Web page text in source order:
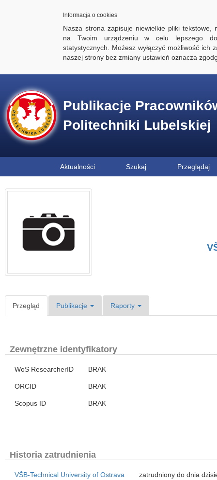
Informacja o cookies
Nasza strona zapisuje niewielkie pliki tekstowe,
na Twoim urządzeniu w celu lepszego
statystycznych. Możesz wyłączyć możliwość ich
naszej strony bez zmiany ustawień oznacza
Publikacje
Politechniki Lubelskiej
Aktualności Szukaj Przeglądaj
Przegląd Publikacje Raporty
Zewnętrzne identyfikatory
WoS ResearcherID BRAK
ORCID BRAK
Scopus ID BRAK
Historia zatrudnienia
VŠB-Technical University of Ostrava zatrudniony do dnia